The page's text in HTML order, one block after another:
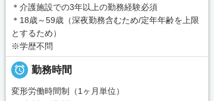
＊介護施設での3年以上の勤務経験必須
＊18歳～59歳（深夜勤務含むため/定年年齢を上限
とするため）
※学歴不問
 勤務時間
変形労働時間制（1ヶ月単位）